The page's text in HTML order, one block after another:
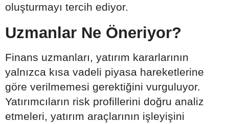
oluşturmayı tercih ediyor.
Uzmanlar Ne Öneriyor?
Finans uzmanları, yatırım kararlarının
yalnızca kısa vadeli piyasa hareketlerine
göre verilmemesi gerektiğini vurguluyor.
Yatırımcıların risk profillerini doğru analiz
etmeleri, yatırım araçlarının işleyişini